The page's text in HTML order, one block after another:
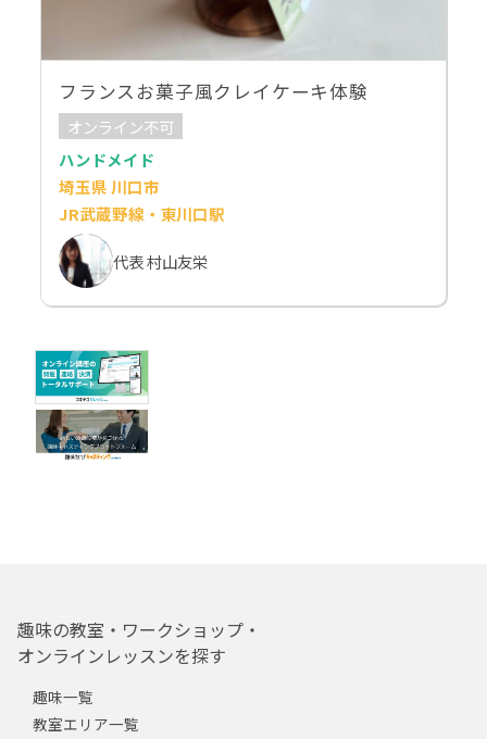
フランスお菓子風クレイケーキ体験
オンライン不可
ハンドメイド
埼玉県 川口市
JR武蔵野線・東川口駅
代表 村山友栄
趣味の教室・ワークショップ・
オンラインレッスンを探す
趣味一覧
教室エリア一覧